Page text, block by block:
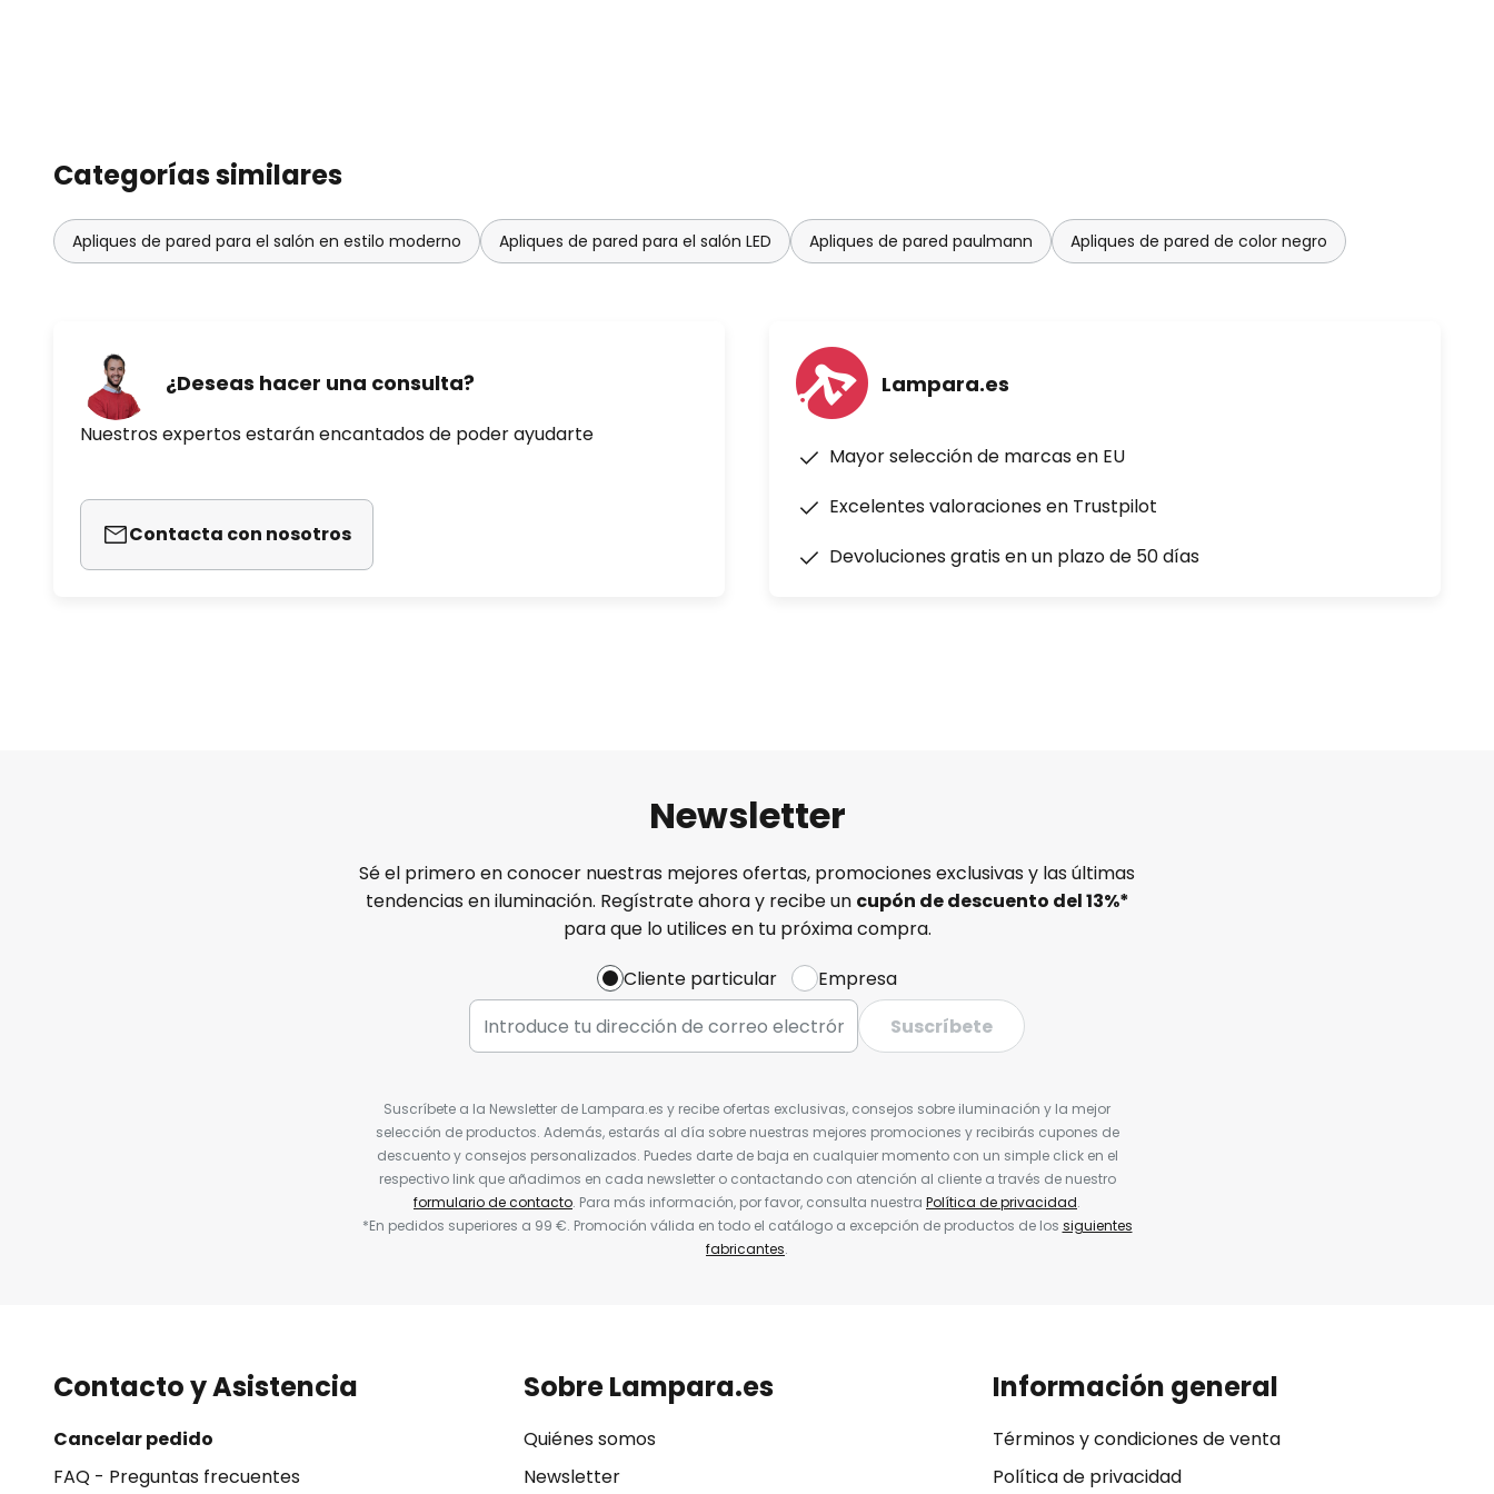
Categorías similares
Apliques de pared para el salón en estilo moderno Apliques de pared para el salón LED Apliques de pared paulmann Apliques de pared de color negro
¿Deseas hacer una consulta?
Nuestros expertos estarán encantados de poder ayudarte
Contacta con nosotros
Lampara.es
Mayor selección de marcas en EU
Excelentes valoraciones en Trustpilot
Devoluciones gratis en un plazo de 50 días
Newsletter
Sé el primero en conocer nuestras mejores ofertas, promociones exclusivas y las últimas
tendencias en iluminación. Regístrate ahora y recibe un cupón de descuento del13%*
para que lo utilices en tu próxima compra.
Cliente particular
Empresa
Suscríbete
Suscríbete a la Newsletter de Lampara.es y recibe ofertas exclusivas, consejos sobre iluminación y la mejor
selección de productos. Además, estarás al día sobre nuestras mejores promociones y recibirás cupones de
descuento y consejos personalizados. Puedes darte de baja en cualquier momento con un simple click en el
respectivo link que añadimos en cada newsletter o contactando con atención al cliente a través de nuestro
formulario de contacto. Para más información, por favor, consulta nuestra Política de privacidad.
*En pedidos superiores a 99 €. Promoción válida en todo el catálogo a excepción de productos de los siguientes
fabricantes.
Contacto y Asistencia
Cancelar pedido
FAQ - Preguntas frecuentes
Sobre Lampara.es
Quiénes somos
Newsletter
Información general
Términos y condiciones de venta
Política de privacidad